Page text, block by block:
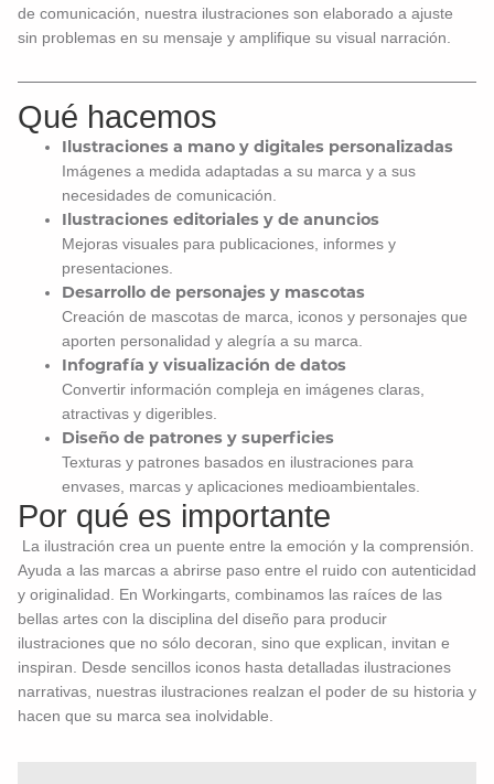
de comunicación, nuestra ilustraciones son elaborado a ajuste
sin problemas en su mensaje y amplifique su visual narración.
Qué hacemos
Ilustraciones a mano y digitales personalizadas
Imágenes a medida adaptadas a su marca y a sus
necesidades de comunicación.
Ilustraciones editoriales y de anuncios
Mejoras visuales para publicaciones, informes y
presentaciones.
Desarrollo de personajes y mascotas
Creación de mascotas de marca, iconos y personajes que
aporten personalidad y alegría a su marca.
Infografía y visualización de datos
Convertir información compleja en imágenes claras,
atractivas y digeribles.
Diseño de patrones y superficies
Texturas y patrones basados en ilustraciones para
envases, marcas y aplicaciones medioambientales.
Por qué es importante
La ilustración crea un puente entre la emoción y la comprensión.
Ayuda a las marcas a abrirse paso entre el ruido con autenticidad
y originalidad. En Workingarts, combinamos las raíces de las
bellas artes con la disciplina del diseño para producir
ilustraciones que no sólo decoran, sino que explican, invitan e
inspiran. Desde sencillos iconos hasta detalladas ilustraciones
narrativas, nuestras ilustraciones realzan el poder de su historia y
hacen que su marca sea inolvidable.